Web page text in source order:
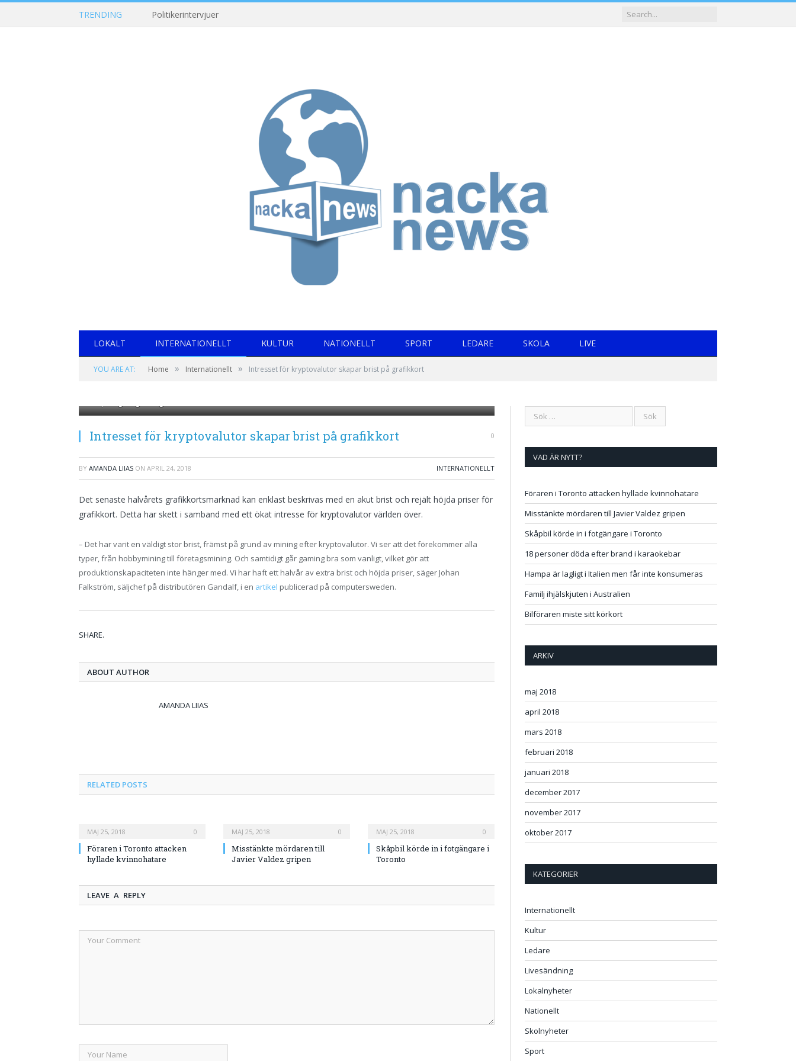
TRENDING Politikerintervjuer
LOKALT INTERNATIONELLT KULTUR NATIONELLT SPORT LEDARE SKOLA LIVE
YOU ARE AT: Home » Internationellt » Intresset för kryptovalutor skapar brist på grafikkort
Intresset för kryptovalutor skapar brist på grafikkort 0
BY AMANDA LIIAS ON APRIL 24, 2018 INTERNATIONELLT
Det senaste halvårets grafikkortsmarknad kan enklast beskrivas med en akut brist och rejält höjda priser för
grafikkort. Detta har skett i samband med ett ökat intresse för kryptovalutor världen över.
– Det har varit en väldigt stor brist, främst på grund av mining efter kryptovalutor. Vi ser att det förekommer alla
typer, från hobbymining till företagsmining. Och samtidigt går gaming bra som vanligt, vilket gör att
produktionskapaciteten inte hänger med. Vi har haft ett halvår av extra brist och höjda priser, säger Johan
Falkström, säljchef på distributören Gandalf, i en artikel publicerad på computersweden.
SHARE.
ABOUT AUTHOR
AMANDA LIIAS
RELATED POSTS
MAJ 25, 2018 0
Föraren i Toronto attacken
hyllade kvinnohatare
MAJ 25, 2018 0
Misstänkte mördaren till
Javier Valdez gripen
MAJ 25, 2018 0
Skåpbil körde in i fotgängare i
Toronto
LEAVE A REPLY
VAD ÄR NYTT?
Föraren i Toronto attacken hyllade kvinnohatare
Misstänkte mördaren till Javier Valdez gripen
Skåpbil körde in i fotgängare i Toronto
18 personer döda efter brand i karaokebar
Hampa är lagligt i Italien men får inte konsumeras
Familj ihjälskjuten i Australien
Bilföraren miste sitt körkort
ARKIV
maj 2018
april 2018
mars 2018
februari 2018
januari 2018
december 2017
november 2017
oktober 2017
KATEGORIER
Internationellt
Kultur
Ledare
Livesändning
Lokalnyheter
Nationellt
Skolnyheter
Sport